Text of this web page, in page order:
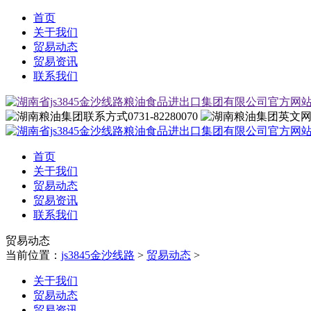
首页
关于我们
贸易动态
贸易资讯
联系我们
0731-82280070
首页
关于我们
贸易动态
贸易资讯
联系我们
贸易动态
当前位置： js3845金沙线路 > 贸易动态 >
关于我们
贸易动态